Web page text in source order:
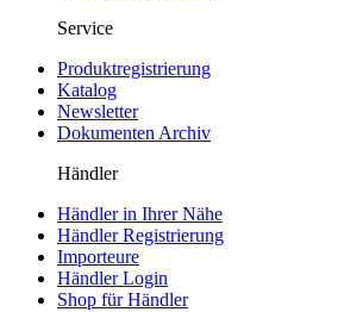
Service
Produktregistrierung
Katalog
Newsletter
Dokumenten Archiv
Händler
Händler in Ihrer Nähe
Händler Registrierung
Importeure
Händler Login
Shop für Händler